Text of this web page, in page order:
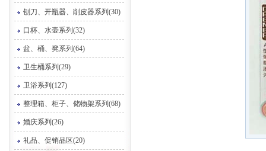
刨刀、开瓶器、削皮器系列(30)
口杯、水壶系列(32)
盆、桶、凳系列(64)
卫生桶系列(29)
卫浴系列(127)
整理箱、柜子、储物架系列(68)
婚庆系列(26)
礼品、促销品区(20)